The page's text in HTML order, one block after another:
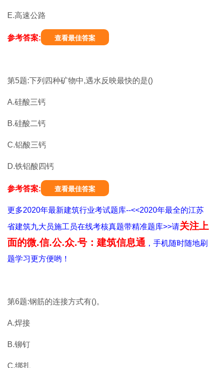
E.高速公路
参考答案: 查看最佳答案
第5题:下列四种矿物中,遇水反映最快的是()
A.硅酸三钙
B.硅酸二钙
C.铝酸三钙
D.铁铝酸四钙
参考答案: 查看最佳答案
更多2020年最新建筑行业考试题库--<<2020年最全的江苏
省建筑九大员施工员在线考核真题带精准题库>>请关注上
面的微.信.公.众.号：建筑信息通 ，手机随时随地刷
题学习更方便哟！
第6题:钢筋的连接方式有()。
A.焊接
B.铆钉
C.绑扎